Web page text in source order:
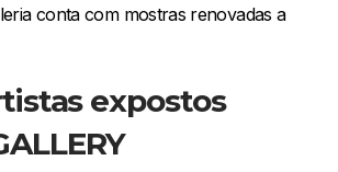
conta com mostras renovadas a
expostos